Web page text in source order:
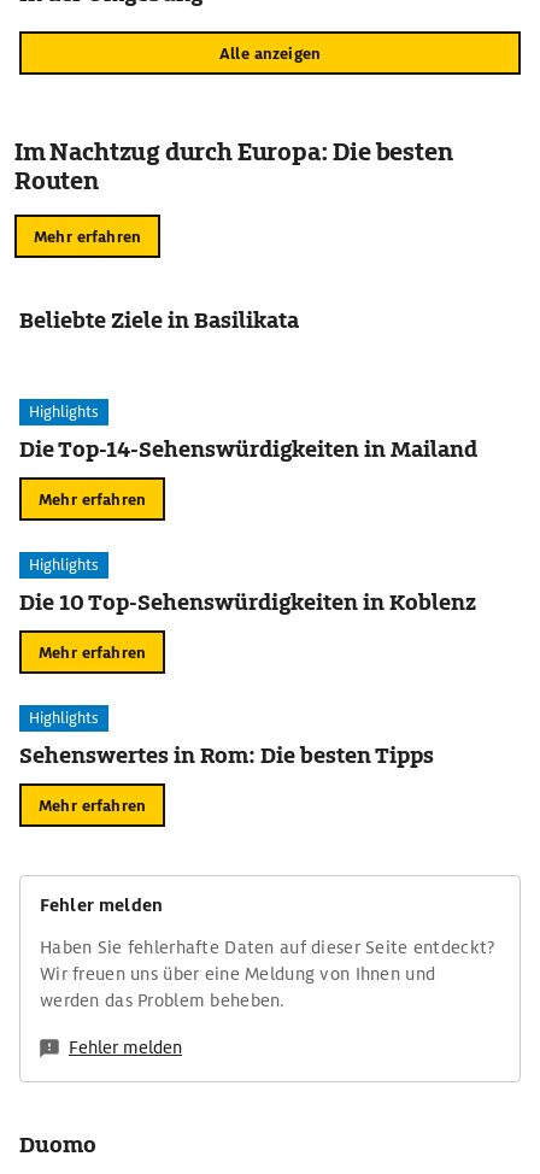
Alle anzeigen
Im Nachtzug durch Europa: Die besten
Routen
Mehr erfahren
Beliebte Ziele in Basilikata
Highlights
Die Top-14-Sehenswürdigkeiten in Mailand
Mehr erfahren
Highlights
Die 10 Top-Sehenswürdigkeiten in Koblenz
Mehr erfahren
Highlights
Sehenswertes in Rom: Die besten Tipps
Mehr erfahren
Fehler melden
Haben Sie fehlerhafte Daten auf dieser Seite entdeckt?
Wir freuen uns über eine Meldung von Ihnen und
werden das Problem beheben.
Fehler melden
Duomo